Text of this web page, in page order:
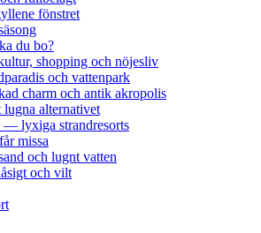
fönstret
du bo?
shopping och nöjesliv
och vattenpark
charm och antik akropolis
alternativet
— lyxiga strandresorts
missa
och lugnt vatten
och vilt